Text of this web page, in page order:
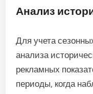
Анализ
Для учета
анализа
рекламных
периоды, когда